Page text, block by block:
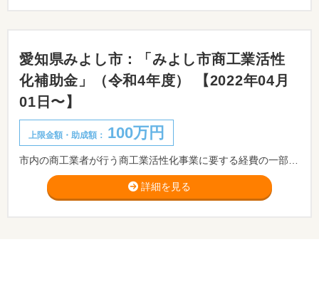
愛知県みよし市：「みよし市商工業活性
化補助金」（令和4年度） 【2022年04月
01日〜】
上限金額・助成額： 100万円
詳細を見る